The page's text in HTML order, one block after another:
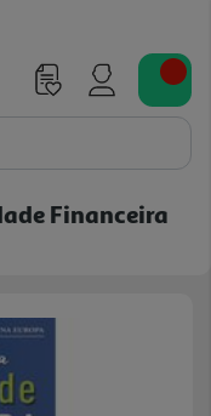
Financeira